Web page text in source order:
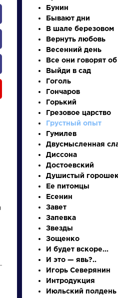
УРОКОВ
У
персонажи
На
Бунин
Бывают дни
В шале березовом
Вернуть любовь
Весенний день
Все они говорят
Выйди в сад
Гоголь
Гончаров
Горький
Грезовое царство
Грустный опыт
Гумилев
Двусмысленная
Диссона
Достоевский
Душистый горошек
Ее питомцы
Есенин
Завет
Запевка
Звезды
Зощенко
И будет вскоре...
И это — явь?..
Игорь Северянин
Интродукция
Июльский полдень